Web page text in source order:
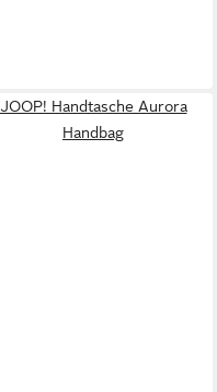
JOOP! Handtasche Aurora
Handbag